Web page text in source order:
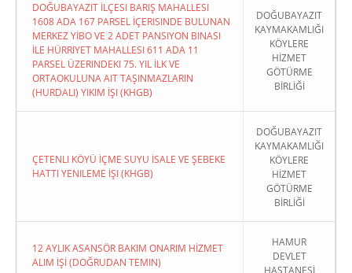
DOĞUBAYAZIT İLÇESI BARIŞ MAHALLESI
1608 ADA 167 PARSEL İÇERISINDE BULUNAN
MERKEZ YİBO VE 2 ADET PANSIYON BINASI
İLE HÜRRIYET MAHALLESI 611 ADA 11
PARSEL ÜZERINDEKI 75. YIL İLK VE
ORTAOKULUNA AIT TAŞINMAZLARIN
(HURDALI) YIKIM İŞI (KHGB)
DOĞUBAYAZIT
KAYMAKAMLIĞI
KÖYLERE
HİZMET
GÖTÜRME
BİRLİĞİ
ÇETENLI KÖYÜ İÇME SUYU İSALE VE ŞEBEKE
HATTI YENILEME İŞI (KHGB)
DOĞUBAYAZIT
KAYMAKAMLIĞI
KÖYLERE
HİZMET
GÖTÜRME
BİRLİĞİ
12 AYLIK ASANSÖR BAKIM ONARIM HİZMET
ALIM İŞİ (DOĞRUDAN TEMIN)
HAMUR
DEVLET
HASTANESİ